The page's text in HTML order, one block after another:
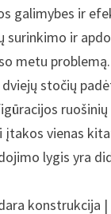
galimybes ir
surinkimo ir
metu problemą.
stočių
įtakos vienas
lygis yra
konstrukcija |